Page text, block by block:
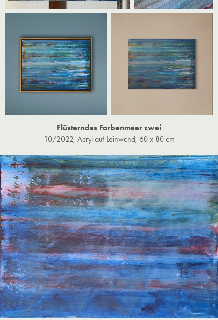
Flüsterndes Farbenmeer zwei
10/2022, Acryl auf Leinwand, 60 x 80 cm​​​​​​​